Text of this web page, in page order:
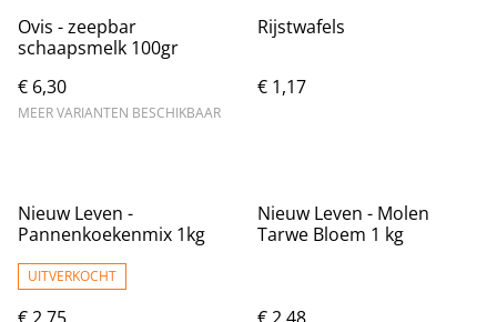
Ovis - zeepbar
schaapsmelk 100gr
€ 6,30
MEER VARIANTEN BESCHIKBAAR
Rijstwafels
€ 1,17
Nieuw Leven -
Pannenkoekenmix 1kg
UITVERKOCHT
Nieuw Leven - Molen
Tarwe Bloem 1 kg